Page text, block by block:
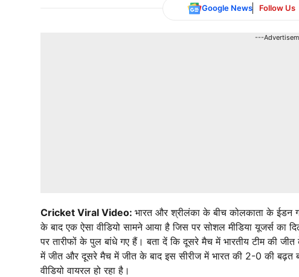
Google News Follow Us
---
Cricket Viral Video: भारत और श्रीलंका के बीच कोलकाता के ईडन
के बाद एक ऐसा वीडियो सामने आया है जिस पर सोशल मीडिया यूजर्स का
पर तारीफों के पुल बांधे गए हैं। बता दें कि दूसरे मैच में भारतीय टीम की
में जीत और दूसरे मैच में जीत के बाद इस सीरीज में भारत की 2-0 की बढ़त
वीडियो वायरल हो रहा है।